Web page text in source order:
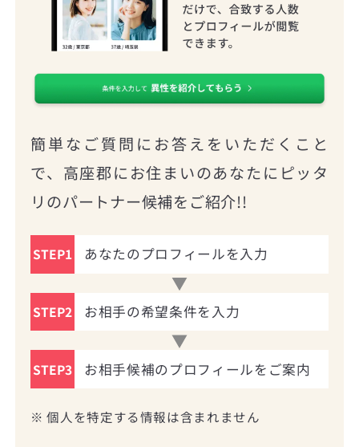
簡単なご質問にお答えをいただくこと
で、高座郡にお住まいのあなたにピッタ
リのパートナー候補をご紹介!!
STEP1 あなたのプロフィールを入力
STEP2 お相手の希望条件を入力
STEP3 お相手候補のプロフィールをご案内
※ 個人を特定する情報は含まれません